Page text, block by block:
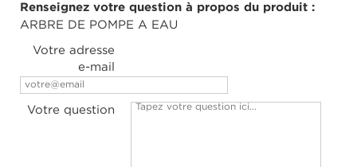
Renseignez votre question à propos du produit :
ARBRE DE POMPE A EAU
Votre adresse
e-mail
Votre question